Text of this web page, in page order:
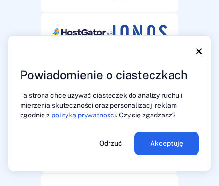
×
Powiadomienie o ciasteczkach
Ta strona chce używać ciasteczek do analizy ruchu i
mierzenia skuteczności oraz personalizacji reklam
zgodnie z polityką prywatności. Czy się zgadzasz?
Odrzuć Akceptuję
vs
vs
vs